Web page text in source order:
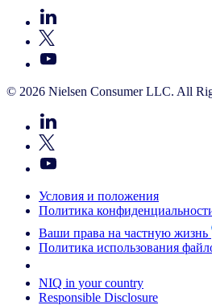
© 2026 Nielsen Consumer LLC. All
Условия и положения
Политика
Ваши права на частную жизнь
Политика использования
NIQ in your country
Responsible Disclosure